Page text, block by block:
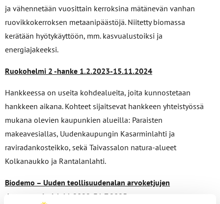
ja vähennetään vuosittain kerroksina mätänevän vanhan
ruovikkokerroksen metaanipäästöjä. Niitetty biomassa
kerätään hyötykäyttöön, mm. kasvualustoiksi ja
energiajakeeksi.
Ruokohelmi 2 -hanke 1.2.2023-15.11.2024
Hankkeessa on useita kohdealueita, joita kunnostetaan
hankkeen aikana. Kohteet sijaitsevat hankkeen yhteistyössä
mukana olevien kaupunkien alueilla: Paraisten
makeavesiallas, Uudenkaupungin Kasarminlahti ja
raviradankosteikko, sekä Taivassalon natura-alueet
Kolkanaukko ja Rantalanlahti.
Biodemo – Uuden teollisuudenalan arvoketjujen
demonstrointi 1.11.2022-31.7.2025